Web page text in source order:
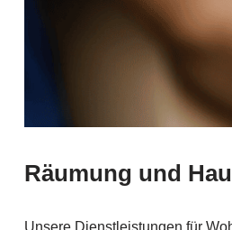
Räumung und
Unsere Dienstleistungen für